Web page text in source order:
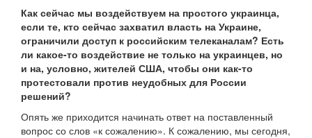
Как сейчас мы воздействуем на простого украинца,
если те, кто сейчас захватил власть на Украине,
ограничили доступ к российским телеканалам? Есть
ли какое-то воздействие не только на украинцев, но
и на, условно, жителей США, чтобы они как-то
протестовали против неудобных для России
решений?
Опять же приходится начинать ответ на поставленный
вопрос со слов «к сожалению». К сожалению, мы сегодня,